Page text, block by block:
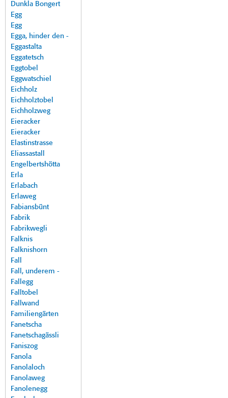
Dunkla Bongert
Egg
Egg
Egga, hinder den -
Eggastalta
Eggatetsch
Eggtobel
Eggwatschiel
Eichholz
Eichholztobel
Eichholzweg
Eieracker
Eieracker
Elastinstrasse
Eliassastall
Engelbertshötta
Erla
Erlabach
Erlaweg
Fabiansbünt
Fabrik
Fabrikwegli
Falknis
Falknishorn
Fall
Fall, underem -
Fallegg
Falltobel
Fallwand
Familiengärten
Fanetscha
Fanetschagässli
Faniszog
Fanola
Fanolaloch
Fanolaweg
Fanolenegg